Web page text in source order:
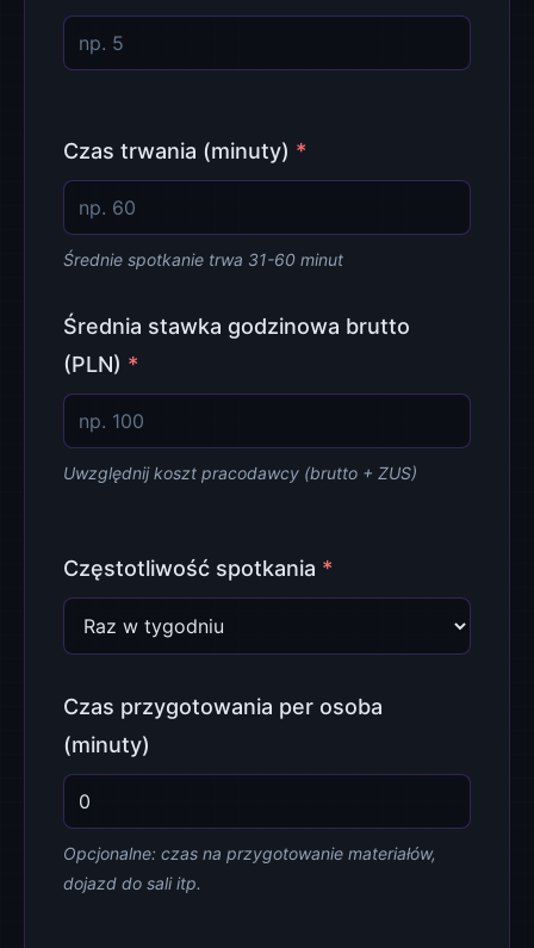
Czas trwania (minuty) *
Średnie spotkanie trwa 31-60 minut
Średnia stawka godzinowa brutto
(PLN) *
Uwzględnij koszt pracodawcy (brutto + ZUS)
Częstotliwość spotkania *
Czas przygotowania per osoba
(minuty)
Opcjonalne: czas na przygotowanie materiałów,
dojazd do sali itp.